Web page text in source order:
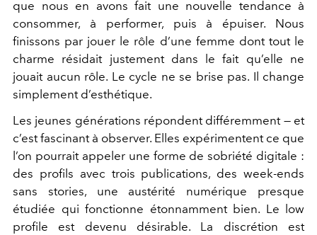
que nous en avons fait une nouvelle tendance à
consommer, à performer, puis à épuiser. Nous
finissons par jouer le rôle d’une femme dont tout le
charme résidait justement dans le fait qu’elle ne
jouait aucun rôle. Le cycle ne se brise pas. Il change
simplement d’esthétique.
Les jeunes générations répondent différemment — et
c’est fascinant à observer. Elles expérimentent ce que
l’on pourrait appeler une forme de sobriété digitale :
des profils avec trois publications, des week-ends
sans stories, une austérité numérique presque
étudiée qui fonctionne étonnamment bien. Le low
profile est devenu désirable. La discrétion est